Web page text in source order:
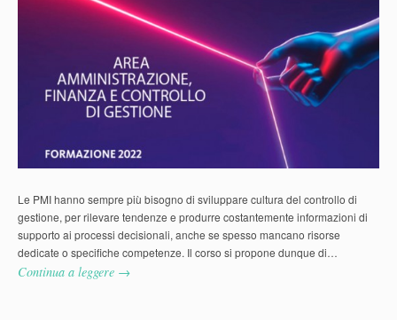
Le PMI hanno sempre più bisogno di sviluppare cultura del controllo di
gestione, per rilevare tendenze e produrre costantemente informazioni di
supporto ai processi decisionali, anche se spesso mancano risorse
dedicate o specifiche competenze. Il corso si propone dunque di…
Continua a leggere →